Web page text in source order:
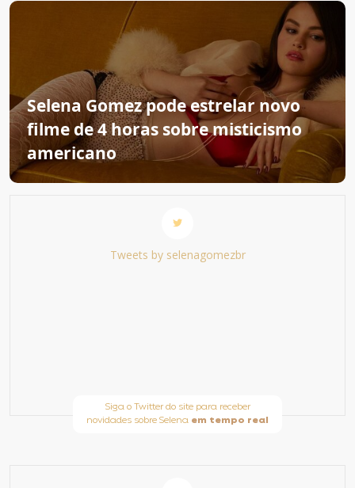
Selena Gomez pode estrelar novo
filme de 4 horas sobre misticismo
americano
Tweets by selenagomezbr
Siga o Twitter do site para receber
novidades sobre Selena em tempo real